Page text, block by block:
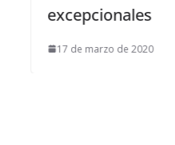
excepcionales
17 de marzo de 2020